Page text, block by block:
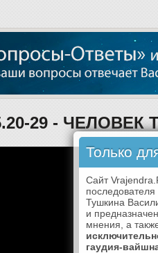
29 -
Только
Сайт
Тушкина
и
мнения, а
гаудия-